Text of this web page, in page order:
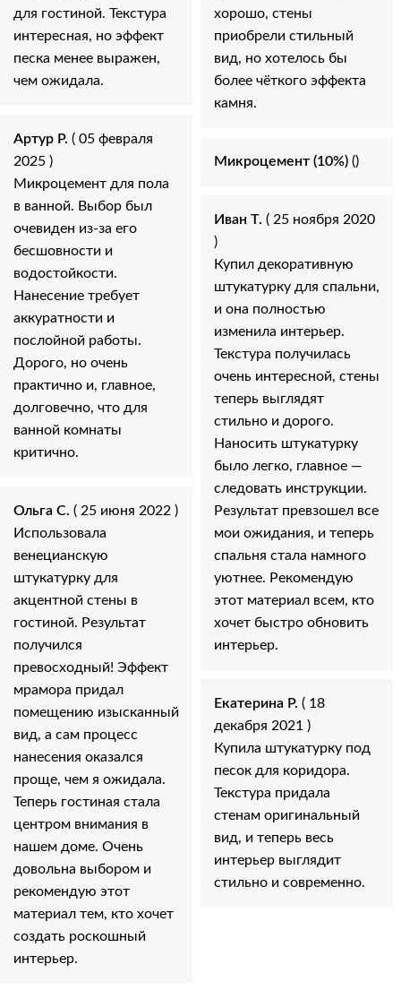
для гостиной. Текстура
интересная, но эффект
песка менее выражен,
чем ожидала.
Артур Р. ( 05 февраля
2025 )
Микроцемент для пола
в ванной. Выбор был
очевиден из-за его
бесшовности и
водостойкости.
Нанесение требует
аккуратности и
послойной работы.
Дорого, но очень
практично и, главное,
долговечно, что для
ванной комнаты
критично.
Ольга С. ( 25 июня 2022 )
Использовала
венецианскую
штукатурку для
акцентной стены в
гостиной. Результат
получился
превосходный! Эффект
мрамора придал
помещению изысканный
вид, а сам процесс
нанесения оказался
проще, чем я ожидала.
Теперь гостиная стала
центром внимания в
нашем доме. Очень
довольна выбором и
рекомендую этот
материал тем, кто хочет
создать роскошный
интерьер.
хорошо, стены
приобрели стильный
вид, но хотелось бы
более чёткого эффекта
камня.
Микроцемент (10%)()
Иван Т. ( 25 ноября 2020
)
Купил декоративную
штукатурку для спальни,
и она полностью
изменила интерьер.
Текстура получилась
очень интересной, стены
теперь выглядят
стильно и дорого.
Наносить штукатурку
было легко, главное —
следовать инструкции.
Результат превзошел все
мои ожидания, и теперь
спальня стала намного
уютнее. Рекомендую
этот материал всем, кто
хочет быстро обновить
интерьер.
Екатерина Р. ( 18
декабря 2021 )
Купила штукатурку под
песок для коридора.
Текстура придала
стенам оригинальный
вид, и теперь весь
интерьер выглядит
стильно и современно.